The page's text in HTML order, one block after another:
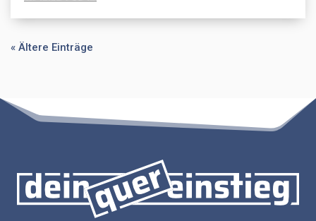
« Ältere Einträge